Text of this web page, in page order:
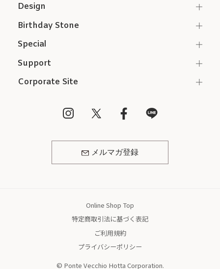
Support
Corporate Site
メルマガ登録
Design
Birthday Stone
Special
Online Shop Top
特定商取引法に基づく表記
ご利用規約
プライバシーポリシー
© Ponte Vecchio Hotta Corporation.